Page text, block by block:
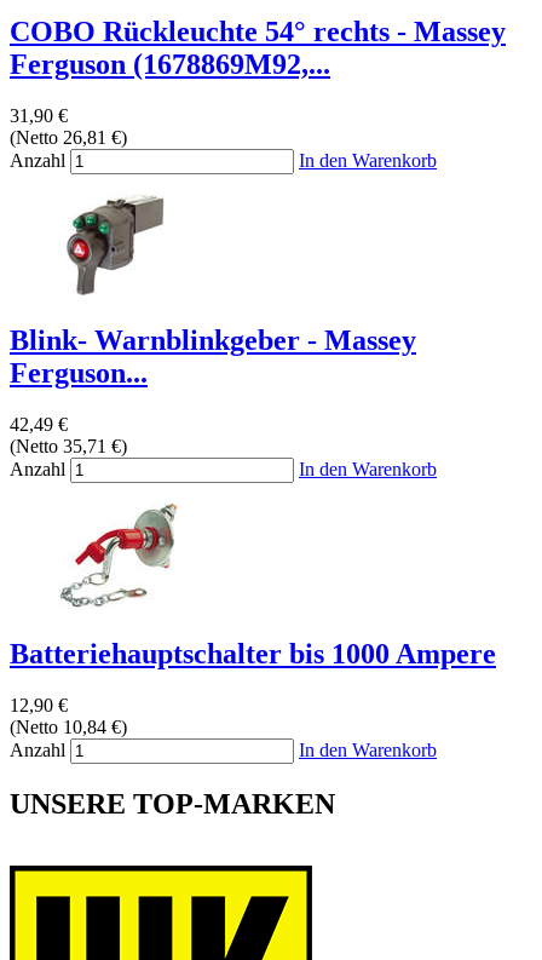
COBO Rückleuchte 54° rechts - Massey
Ferguson (1678869M92,...
31,90 €
(Netto 26,81 €)
Anzahl
In den Warenkorb
Blink- Warnblinkgeber - Massey
Ferguson...
42,49 €
(Netto 35,71 €)
Anzahl
In den Warenkorb
Batteriehauptschalter bis 1000 Ampere
12,90 €
(Netto 10,84 €)
Anzahl
In den Warenkorb
UNSERE TOP-MARKEN